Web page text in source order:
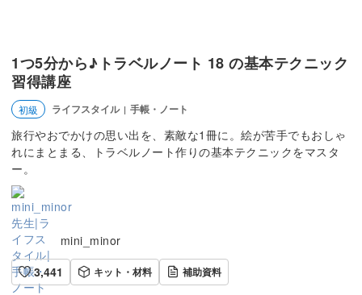
1つ5分から♪トラベルノート 18 の基本テクニック
習得講座
初級 ライフスタイル | 手帳・ノート
旅行やおでかけの思い出を、素敵な1冊に。絵が苦手でもおしゃ
れにまとまる、トラベルノート作りの基本テクニックをマスタ
ー。
mini_minor
3,441
キット・材料 補助資料